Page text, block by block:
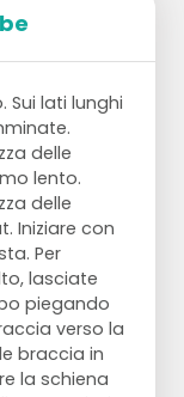
scomparto
con il
dal terreno
scomparto
gradino
punte dei
nella
alla
alla scala
Sui lati lunghi
delle
lento.
delle
Iniziare con
Per
lasciate
piegando
verso la
braccia in
la schiena